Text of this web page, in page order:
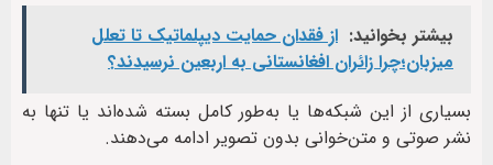
بیشتر بخوانید: از فقدان حمایت دیپلماتیک تا تعلل
میزبان؛چرا زائران افغانستانی به اربعین نرسیدند؟
بسیاری از این شبکه‌ها یا به‌طور کامل بسته شده‌اند یا تنها به
نشر صوتی و متن‌خوانی بدون تصویر ادامه می‌دهند.